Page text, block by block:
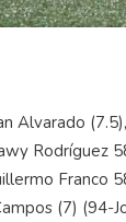
Alvarado
Rodríguez
Franco
(7) (94-